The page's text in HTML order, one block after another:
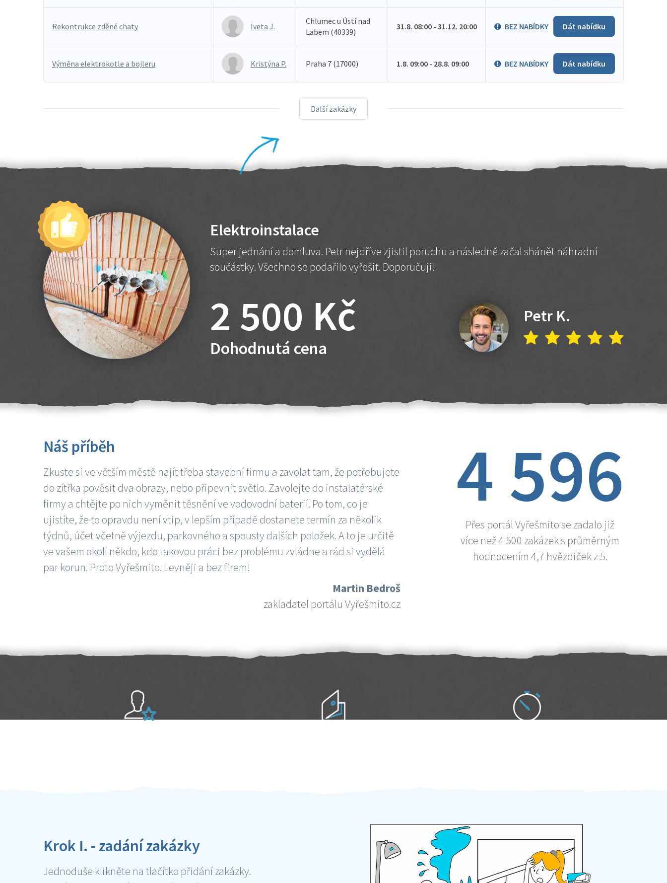
Rekontrukce zděné chaty Iveta J.
Chlumec u Ústí nad
Labem (40339)
31.8. 08:00 - 31.12. 20:00 BEZ NABÍDKY Dát nabídku
Výměna elektrokotle a bojleru Kristýna P. Praha 7 (17000) 1.8. 09:00 - 28.8. 09:00 BEZ NABÍDKY Dát nabídku
Další zakázky
Elektroinstalace
Super jednání a domluva. Petr nejdříve zjistil poruchu a následně začal shánět náhradní
součástky. Všechno se podařilo vyřešit. Doporučuji!
2 500 Kč
Dohodnutá cena
Petr K.
Náš příběh
Zkuste si ve větším městě najít třeba stavební firmu a zavolat tam, že potřebujete
do zítřka pověsit dva obrazy, nebo připevnit světlo. Zavolejte do instalatérské
firmy a chtějte po nich vyměnit těsnění ve vodovodní baterií. Po tom, co je
ujistíte, že to opravdu není vtip, v lepším případě dostanete termín za několik
týdnů, účet včetně výjezdu, parkovného a spousty dalších položek. A to je určitě
ve vašem okolí někdo, kdo takovou práci bez problému zvládne a rád si vydělá
par korun. Proto Vyřešmito. Levněji a bez firem!
Martin Bedroš
zakladatel portálu Vyřešmito.cz
4 596
Přes portál Vyřešmito se zadalo již
více než 4 500 zakázek s průměrným
hodnocením 4,7 hvězdiček z 5.
Krok I. - zadání zakázky
Jednoduše klikněte na tlačítko přidání zakázky.